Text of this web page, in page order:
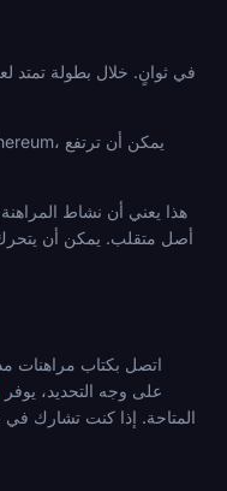
الخاص بك. انتقل إلى قسم كرة القدم وحدد أسواق كأس العالم 2026. بالنسبة لـ Dexsport على وجه التحديد، يوفر